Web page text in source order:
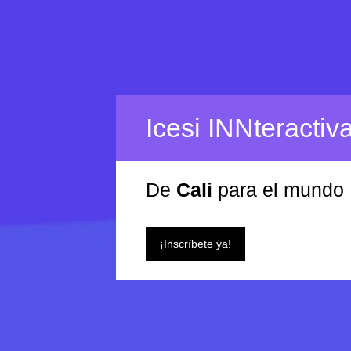
Icesi
De Cali para el mundo
¡Inscríbete ya!